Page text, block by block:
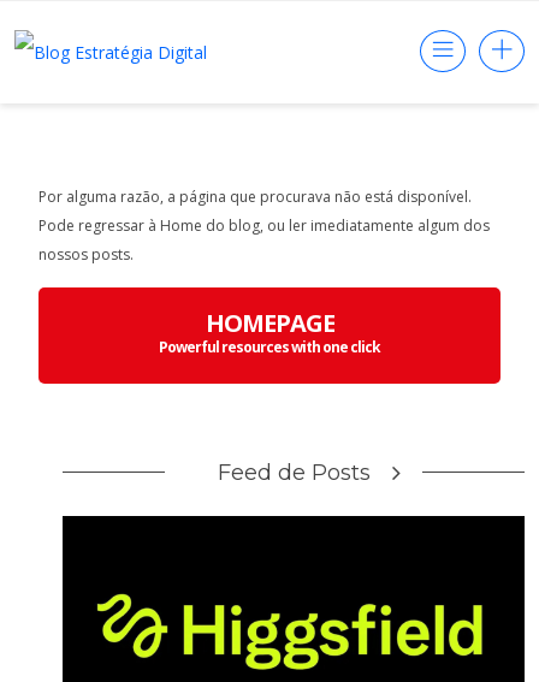
Por alguma razão, a página que procurava não está disponível.
Pode regressar à Home do blog, ou ler imediatamente algum dos
nossos posts.
HOMEPAGE
Powerful resources with one click
Feed de Posts